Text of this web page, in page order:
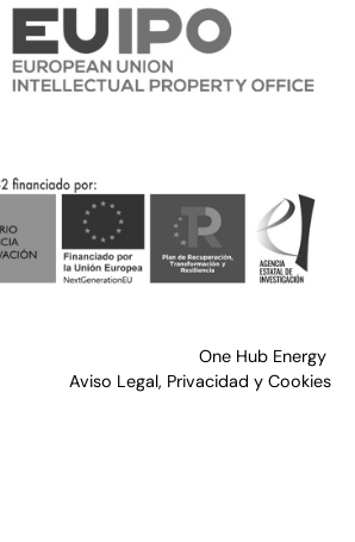
One Hub Energy
Aviso Legal, Privacidad y Cookies